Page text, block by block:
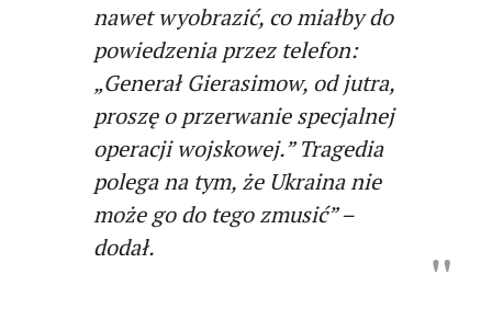
nawet wyobrazić, co miałby do
powiedzenia przez telefon:
„Generał Gierasimow, od jutra,
proszę o przerwanie specjalnej
operacji wojskowej.” Tragedia
polega na tym, że Ukraina nie
może go do tego zmusić” –
dodał.